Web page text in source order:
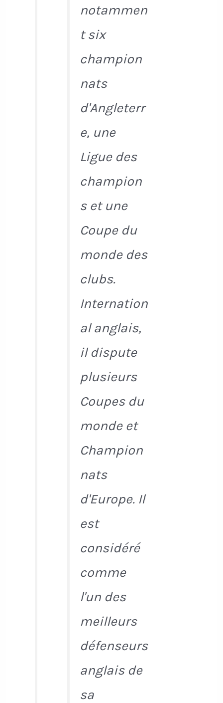
notammen
t six
champion
nats
d'Angleterr
e, une
Ligue des
champion
s et une
Coupe du
monde des
clubs.
Internation
al anglais,
il dispute
plusieurs
Coupes du
monde et
Champion
nats
d'Europe. Il
est
considéré
comme
l'un des
meilleurs
défenseurs
anglais de
sa